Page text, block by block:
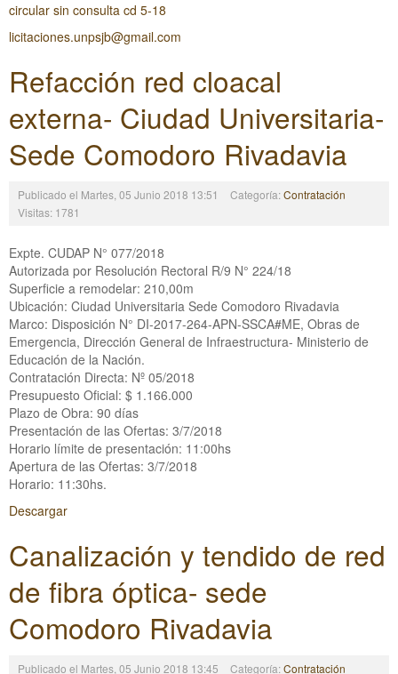
circular sin consulta cd 5-18
licitaciones.unpsjb@gmail.com
Refacción red cloacal
externa- Ciudad Universitaria-
Sede Comodoro Rivadavia
Publicado el Martes, 05 Junio 2018 13:51 Categoría:Contratación
Visitas: 1781
Expte. CUDAP N° 077/2018
Autorizada por Resolución Rectoral R/9 N° 224/18
Superficie a remodelar: 210,00m
Ubicación: Ciudad Universitaria Sede Comodoro Rivadavia
Marco: Disposición N° DI-2017-264-APN-SSCA#ME, Obras de
Emergencia, Dirección General de Infraestructura- Ministerio de
Educación de la Nación.
Contratación Directa: Nº 05/2018
Presupuesto Oficial: $ 1.166.000
Plazo de Obra: 90 días
Presentación de las Ofertas: 3/7/2018
Horario límite de presentación: 11:00hs
Apertura de las Ofertas: 3/7/2018
Horario: 11:30hs.
Descargar
Canalización y tendido de red
de fibra óptica- sede
Comodoro Rivadavia
Publicado el Martes, 05 Junio 2018 13:45 Categoría:Contratación